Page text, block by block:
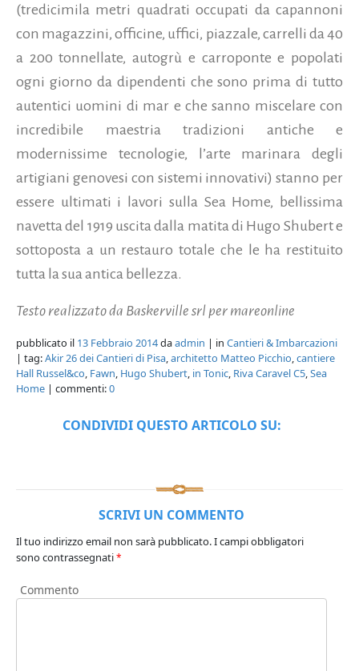
(tredicimila metri quadrati occupati da capannoni
con magazzini, officine, uffici, piazzale, carrelli da 40
a 200 tonnellate, autogrù e carroponte e popolati
ogni giorno da dipendenti che sono prima di tutto
autentici uomini di mar e che sanno miscelare con
incredibile maestria tradizioni antiche e
modernissime tecnologie, l’arte marinara degli
artigiani genovesi con sistemi innovativi) stanno per
essere ultimati i lavori sulla Sea Home, bellissima
navetta del 1919 uscita dalla matita di Hugo Shubert e
sottoposta a un restauro totale che le ha restituito
tutta la sua antica bellezza.
Testo realizzato da Baskerville srl per mareonline
pubblicato il 13 Febbraio 2014daadmin | in Cantieri & Imbarcazioni
| tag:Akir 26 dei Cantieri di Pisa,architetto Matteo Picchio,cantiere
Hall Russel&co, Fawn, Hugo Shubert, in Tonic, Riva Caravel C5,Sea
Home | commenti:0
CONDIVIDI QUESTO ARTICOLO SU:
SCRIVI UN COMMENTO
Il tuo indirizzo email non sarà pubblicato.I campi obbligatori
sono contrassegnati*
Commento